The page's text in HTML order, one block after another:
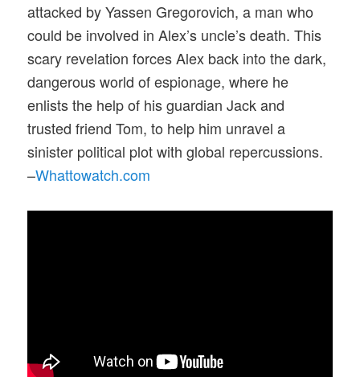
attacked by Yassen Gregorovich, a man who
could be involved in Alex’s uncle’s death. This
scary revelation forces Alex back into the dark,
dangerous world of espionage, where he
enlists the help of his guardian Jack and
trusted friend Tom, to help him unravel a
sinister political plot with global repercussions.
–Whattowatch.com